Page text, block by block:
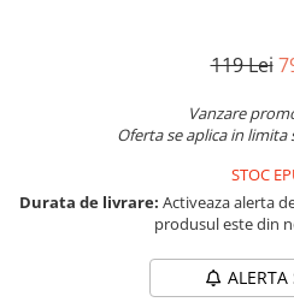
Jocuri de masa
Jocuri de societate in limba
romana
Vezi toate jocurile de societate
119 Lei
Vanzare
Oferta se aplica in
STOC
Durata de livrare: Activeaza alerta
produsul este din
ALERTA